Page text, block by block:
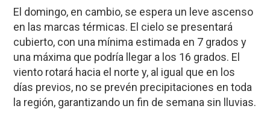
El domingo, en cambio, se espera un leve ascenso
en las marcas térmicas. El cielo se presentará
cubierto, con una mínima estimada en 7 grados y
una máxima que podría llegar a los 16 grados. El
viento rotará hacia el norte y, al igual que en los
días previos, no se prevén precipitaciones en toda
la región, garantizando un fin de semana sin lluvias.